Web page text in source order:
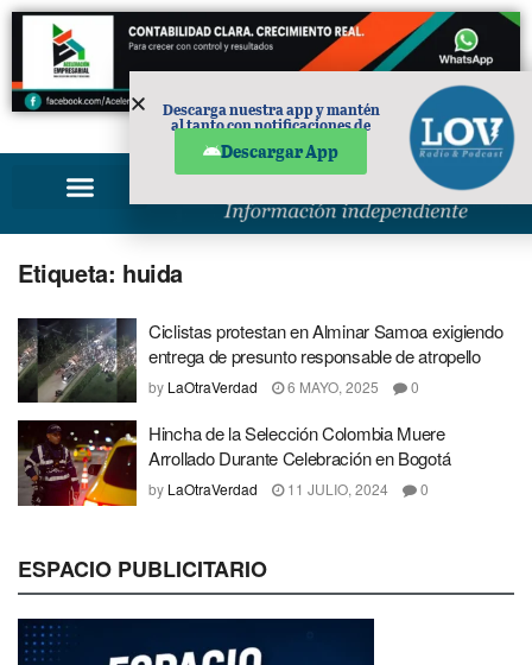
PUBLICIDAD
Etiqueta: huida
Ciclistas protestan en Alminar Samoa exigiendo
entrega de presunto responsable de atropello
by LaOtraVerdad 6 MAYO, 2025 0
Hincha de la Selección Colombia Muere
Arrollado Durante Celebración en Bogotá
by LaOtraVerdad 11 JULIO, 2024 0
ESPACIO PUBLICITARIO
Descarga nuestra app y mantén
al tanto con notificaciones de
Descargar App